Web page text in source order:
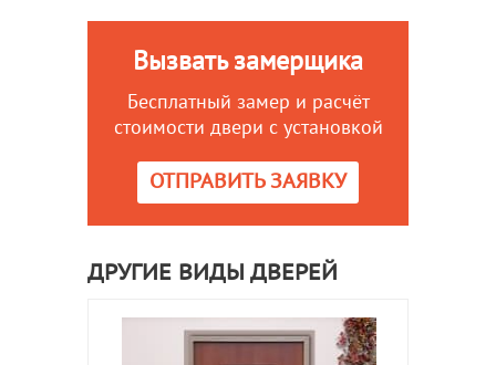
Вызвать замерщика
Бесплатный замер и расчёт
стоимости двери с установкой
ОТПРАВИТЬ ЗАЯВКУ
ДРУГИЕ ВИДЫ ДВЕРЕЙ